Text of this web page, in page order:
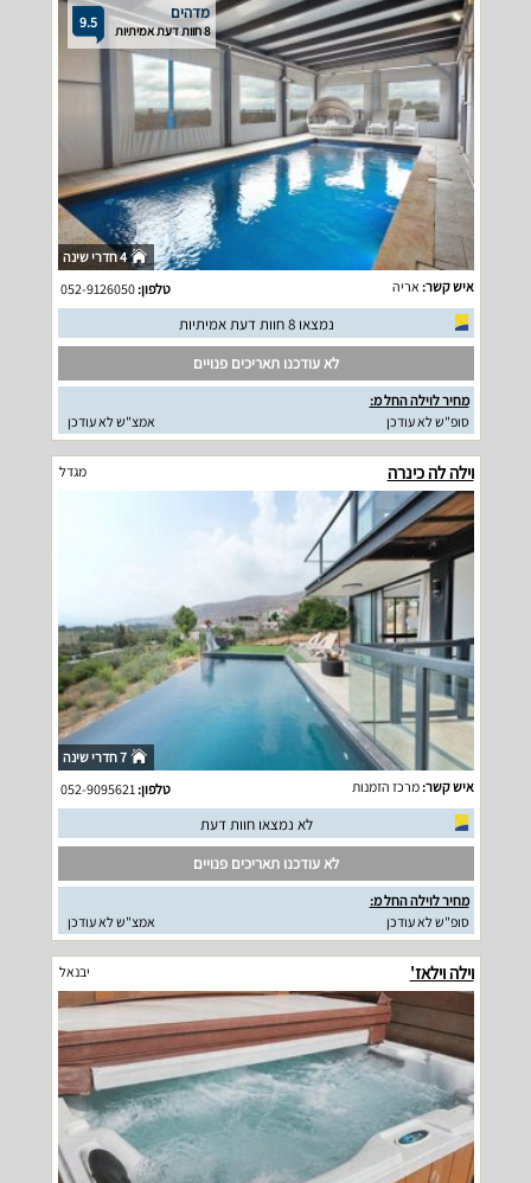
9.5 מדהים
8 חוות דעת אמיתיות
4 חדרי שינה
איש קשר: אריה טלפון:052-9126050
נמצאו 8 חוות דעת אמיתיות
לא עודכנו תאריכים פנויים
מחיר לוילה החל מ:
סופ"ש לא עודכן
אמצ"ש לא עודכן
וילה לה כינרה מגדל
7 חדרי שינה
איש קשר:מרכז הזמנות טלפון:
לא נמצאו חוות דעת
לא עודכנו תאריכים פנויים
מחיר לוילה החל מ:
סופ"ש לא עודכן
אמצ"ש לא עודכן
וילה וילאז' יבנאל